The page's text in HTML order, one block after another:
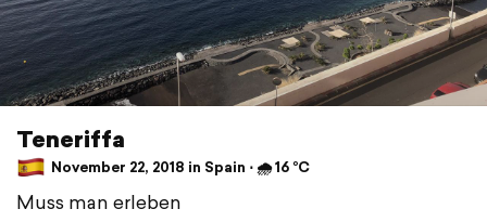
Teneriffa
November 22, 2018 in Spain ⋅ 🌧 16 °C
Muss man erleben